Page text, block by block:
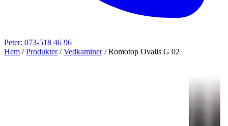
Peter: 073-518 46 96
Hem / Produkter / Vedkaminer / Romotop Ovalis G 02